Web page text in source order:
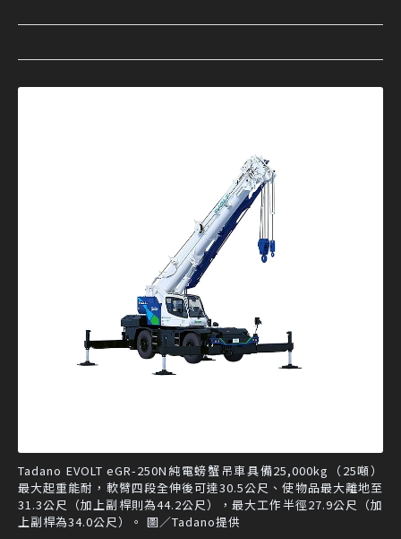
Tadano EVOLT eGR-250N純電螃蟹吊車具備25,000kg（25噸）
最大起重能耐，軟臂四段全伸後可達30.5公尺、使物品最大離地至
31.3公尺（加上副桿則為44.2公尺），最大工作半徑27.9公尺（加
上副桿為34.0公尺）。 圖／Tadano提供